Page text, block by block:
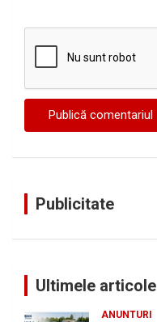
Publicitate
Ultimele articole
ANUNTURI